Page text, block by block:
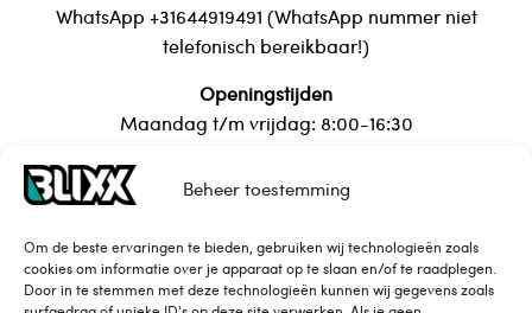
Beheer toestemming
Om de beste ervaringen te bieden, gebruiken wij technologieën zoals
cookies om informatie over je apparaat op te slaan en/of te raadplegen.
Door in te stemmen met deze technologieën kunnen wij gegevens zoals
WhatsApp +31644919491 (WhatsApp nummer niet
telefonisch bereikbaar!)
Openingstijden
Maandag t/m vrijdag: 8:00-16:30
Contact